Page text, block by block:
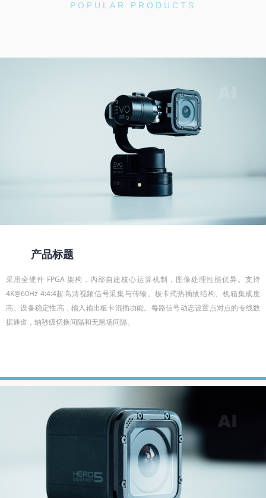
采用全硬件 FPGA 架构，内部自建核心运算机制，图像处理性能优异。支持
4K@60Hz 4:4:4超高清视频信号采集与传输。板卡式热插拔结构、机箱集成度
高、设备稳定性高，输入输出板卡混插功能。每路信号动态设置点对点的专线数
据通道，纳秒级切换间隔和无黑场间隔。
产品标题
POPULAR PRODUCTS